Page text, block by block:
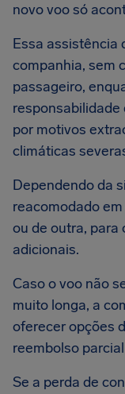
novo voo só
Essa assistência
companhia, sem
passageiro,
responsabilidade
por motivos
climáticas
Dependendo da
reacomodado
ou de outra, para
adicionais.
Caso o voo não
muito longa, a
oferecer opções
reembolso
Se a perda de